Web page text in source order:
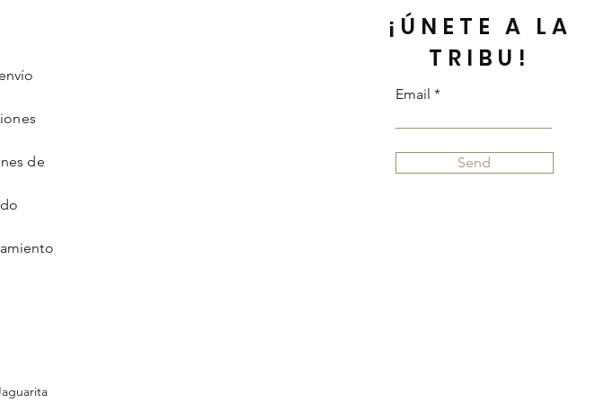
de
¡ÚNETE A LA
TRIBU!
Email
Send